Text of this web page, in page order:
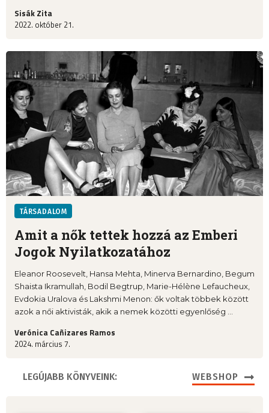
Sisák Zita
2022. október 21.
TÁRSADALOM
Amit a nők tettek hozzá az Emberi
Jogok Nyilatkozatához
Eleanor Roosevelt, Hansa Mehta, Minerva Bernardino, Begum
Shaista Ikramullah, Bodil Begtrup, Marie-Hélène Lefaucheux,
Evdokia Uralova és Lakshmi Menon: ők voltak többek között
azok a női aktivisták, akik a nemek közötti egyenlőség ...
Verónica Cañizares Ramos
2024. március 7.
LEGÚJABB KÖNYVEINK: WEBSHOP